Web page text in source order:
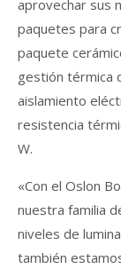
aprovechar sus
paquetes para
paquete
gestión térmica
aislamiento
resistencia
W.
«Con el Oslon
nuestra familia
niveles de
también